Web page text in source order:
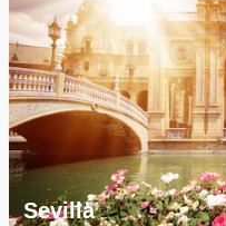
Sevilla